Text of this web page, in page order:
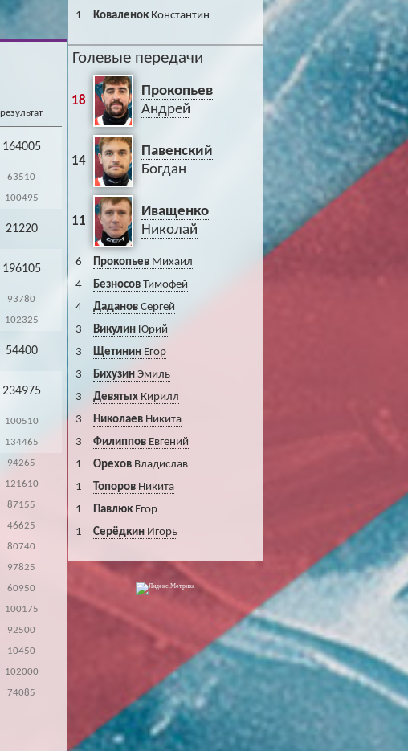
результат
164005
63510
100495
21220
196105
93780
102325
54400
234975
100510
134465
94265
121610
87155
46625
80740
97825
60950
100175
92500
10450
102000
74085
1
КоваленокКонстантин
Голевые передачи
18
Прокопьев
Андрей
14
Павенский
Богдан
11
Иващенко
Николай
6 ПрокопьевМихаил
4
БезносовТимофей
4
ДадановСергей
3
ВикулинЮрий
3
ЩетининЕгор
3
БихузинЭмиль
3
ДевятыхКирилл
3
НиколаевНикита
3
ФилипповЕвгений
1
ОреховВладислав
1
ТопоровНикита
1
ПавлюкЕгор
1
СерёдкинИгорь